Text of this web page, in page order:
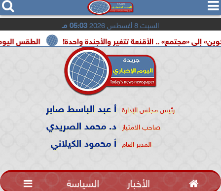
  
السبت 8 أغسطس 2026 05:03 مـ
الطقس اليوم.. شديد .. الأقنعة تتغير والأجندة واحدة!
رئيس مجلس الإدارة أ عبد الباسط صابر
صاحب الامتياز د. محمد الصريدي
المدير العام أ محمود الكيلاني
 الأخبار السياسة 